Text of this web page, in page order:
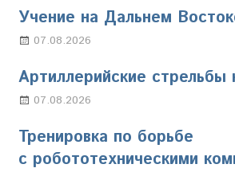
Учение на Дальнем
07.08.2026
Артиллерийские стрельбы
07.08.2026
Тренировка по борьбе
с робототехническими